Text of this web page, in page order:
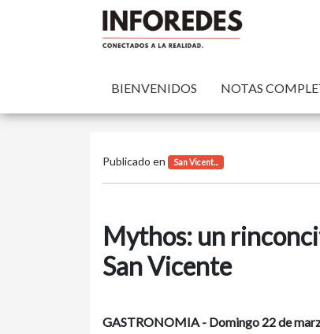
BIENVENIDOS NOTAS
Publicado en San Vicent...
Mythos: un
San Vicente
GASTRONOMIA - Domingo 22 de